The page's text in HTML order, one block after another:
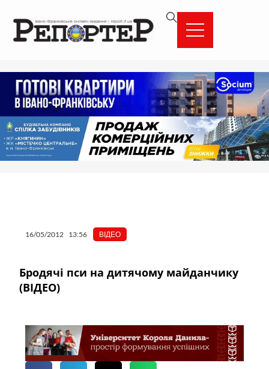
вмісту
16/05/2012 13:56 ВІДЕО
Бродячі пси на дитячому майданчику
(ВІДЕО)